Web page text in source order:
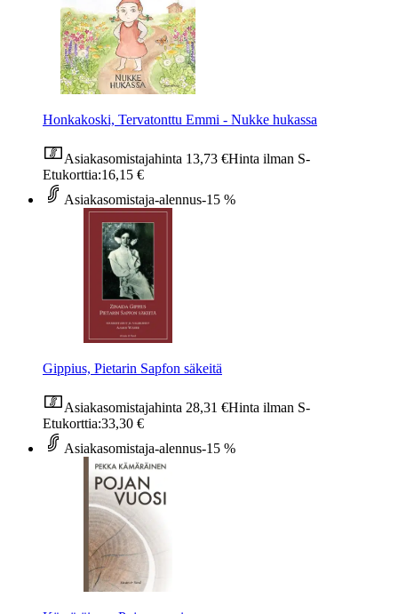
Honkakoski, Tervatonttu Emmi - Nukke hukassa
Asiakasomistajahinta 13,73 €Hinta ilman S-
Etukorttia:16,15 €
Asiakasomistaja-alennus-15 %
Gippius, Pietarin Sapfon säkeitä
Asiakasomistajahinta 28,31 €Hinta ilman S-
Etukorttia:33,30 €
Asiakasomistaja-alennus-15 %